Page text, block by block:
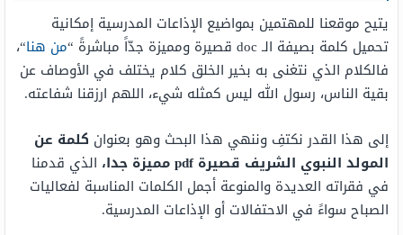
يتيح موقعنا للمهتمين بمواضيع الإذاعات المدرسية إمكانية
تحميل كلمة بصيفة الـ doc قصيرة ومميزة جدّاً مباشرةً “
من هنا“،
فالكلام الذي نتغنى به بخير الخلق كلام يختلف في الأوصاف عن
بقية الناس، رسول الله ليس كمثله شيء، اللهم ارزقنا شفاعته.
إلى هذا القدر نكتفِ وننهي هذا البحث وهو بعنوان كلمة عن
المولد النبوي الشريف قصيرة pdf مميزة جدا،
الذي قدمنا
في فقراته العديدة والمنوعة أجمل الكلمات المناسبة لفعاليات
الصباح سواءً في الاحتفالات أو الإذاعات المدرسية.